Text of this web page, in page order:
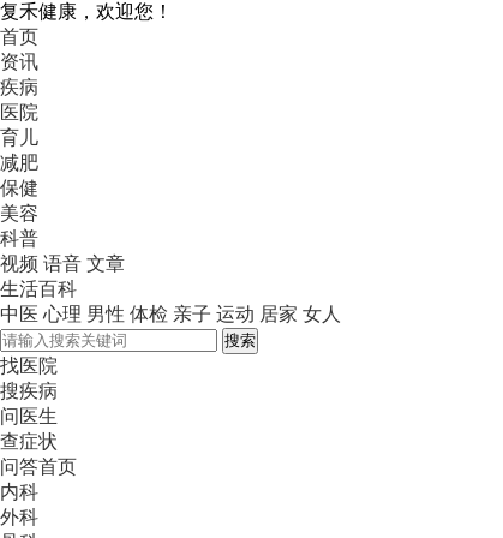
复禾健康，欢迎您！
首页
资讯
疾病
医院
育儿
减肥
保健
美容
科普
视频 语音 文章
生活百科
中医 心理 男性 体检 亲子 运动 居家 女人
搜索
找医院
搜疾病
问医生
查症状
问答首页
内科
外科